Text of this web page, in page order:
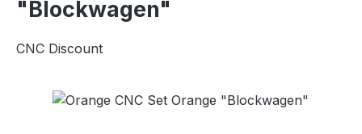
"Blockwagen"
CNC Discount
Bildergalerie überspringen